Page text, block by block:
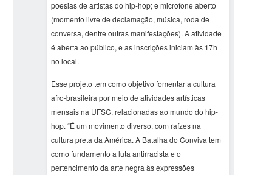
poesias de artistas do hip-hop; e microfone aberto
(momento livre de declamação, música, roda de
conversa, dentre outras manifestações). A atividade
é aberta ao público, e as inscrições iniciam às 17h
no local.
Esse projeto tem como objetivo fomentar a cultura
afro-brasileira por meio de atividades artísticas
mensais na UFSC, relacionadas ao mundo do hip-
hop. “É um movimento diverso, com raízes na
cultura preta da América. A Batalha do Conviva tem
como fundamento a luta antirracista e o
pertencimento da arte negra às expressões